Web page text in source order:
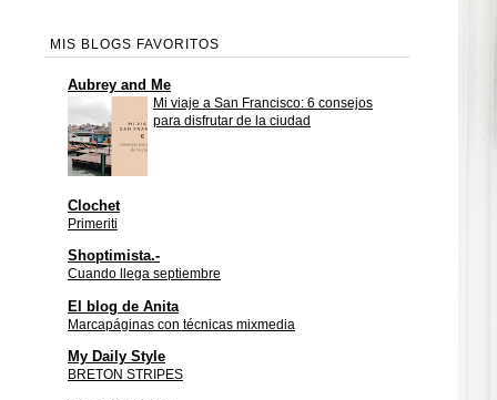
MIS BLOGS FAVORITOS
Aubrey and Me
Mi viaje a San Francisco: 6 consejos
para disfrutar de la ciudad
Clochet
Primeriti
Shoptimista.-
Cuando llega septiembre
El blog de Anita
Marcapáginas con técnicas mixmedia
My Daily Style
BRETON STRIPES